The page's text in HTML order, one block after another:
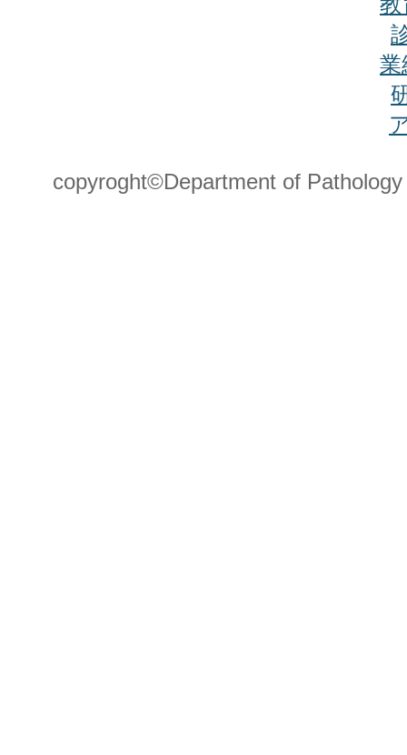
業
copyroght©Department of